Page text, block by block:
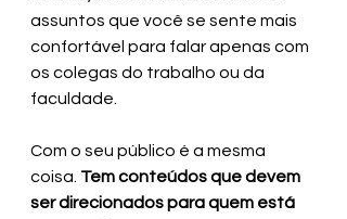
assuntos que você se sente mais
confortável para falar apenas com
os colegas do trabalho ou da
faculdade.
Com o seu público é a mesma
coisa. Tem conteúdos que devem
ser direcionados para quem está